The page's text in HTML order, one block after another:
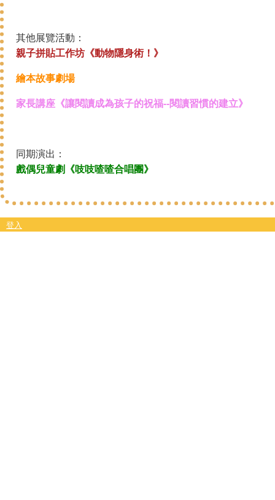
其他展覽活動：
親子拼貼工作坊《動物隱身術！》
繪本故事劇場
家長講座《讓閱讀成為孩子的祝福--閱讀習慣的建立》
同期演出：
戲偶兒童劇《吱吱喳喳合唱團》
登入